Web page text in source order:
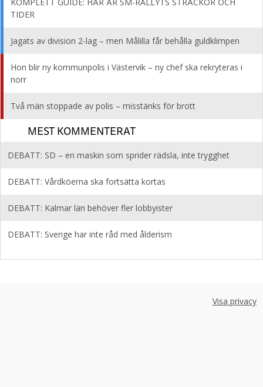
TIDER
Jagats av division 2-lag – men Målilla får behålla guldklimpen
Hon blir ny kommunpolis i Västervik – ny chef ska rekryteras i
norr
Två män stoppade av polis – misstänks för brott
MEST KOMMENTERAT
DEBATT: SD – en maskin som sprider rädsla, inte trygghet
DEBATT: Vårdköerna ska fortsätta kortas
DEBATT: Kalmar län behöver fler lobbyister
DEBATT: Sverige har inte råd med ålderism
Visa privacy